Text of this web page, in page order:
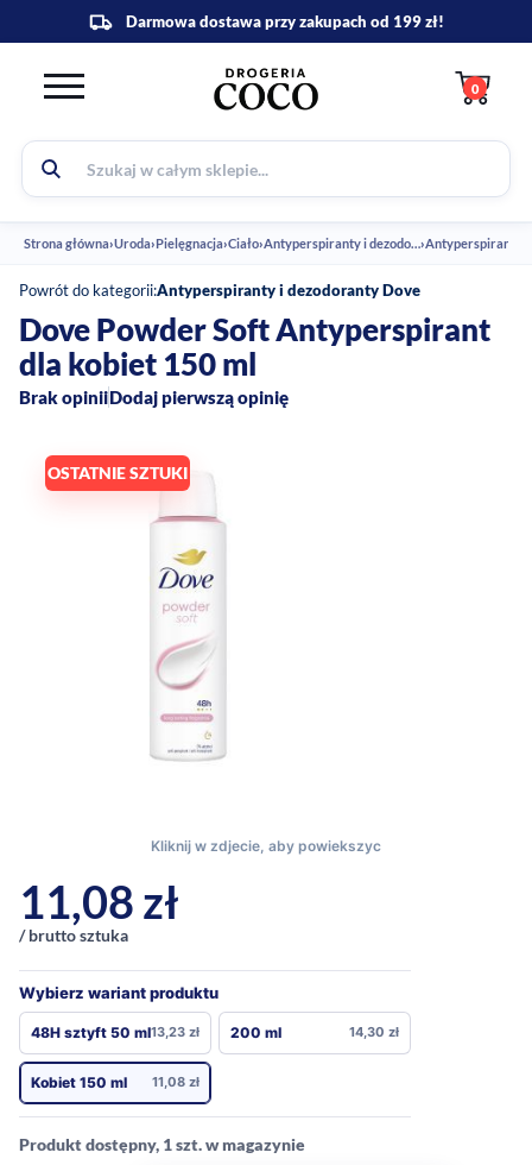
0
Strona główna›Uroda›Pielęgnacja›Ciało› Antyperspiranty i dezodoranty›
OSTATNIE SZTUKI
Powrót do kategorii:Antyperspiranty i dezodoranty Dove
Dove Powder Soft Antyperspirant
dla kobiet 150 ml
Brak opiniiDodaj pierwszą opinię
11,08zł
/ brutto sztuka
Wybierz wariant produktu
48H sztyft 50 ml13,23 zł 200 ml 14,30 zł
Kobiet 150 ml 11,08 zł
Produkt dostępny, 1 szt. w magazynie